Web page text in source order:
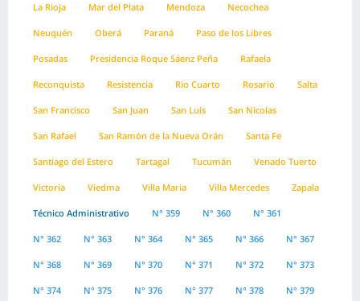
La Rioja Mar del Plata Mendoza Necochea
Neuquén Oberá Paraná Paso de los Libres
Posadas Presidencia Roque Sáenz Peña Rafaela
Reconquista Resistencia Rio Cuarto Rosario Salta
San Francisco San Juan San Luis San Nicolas
San Rafael San Ramón de la Nueva Orán Santa Fe
Santiago del Estero Tartagal Tucumán Venado Tuerto
Victoria Viedma Villa Maria Villa Mercedes Zapala
Técnico Administrativo N° 359 N° 360 N° 361
N° 362 N° 363 N° 364 N° 365 N° 366 N° 367
N° 368 N° 369 N° 370 N° 371 N° 372 N° 373
N° 374 N° 375 N° 376 N° 377 N° 378 N° 379